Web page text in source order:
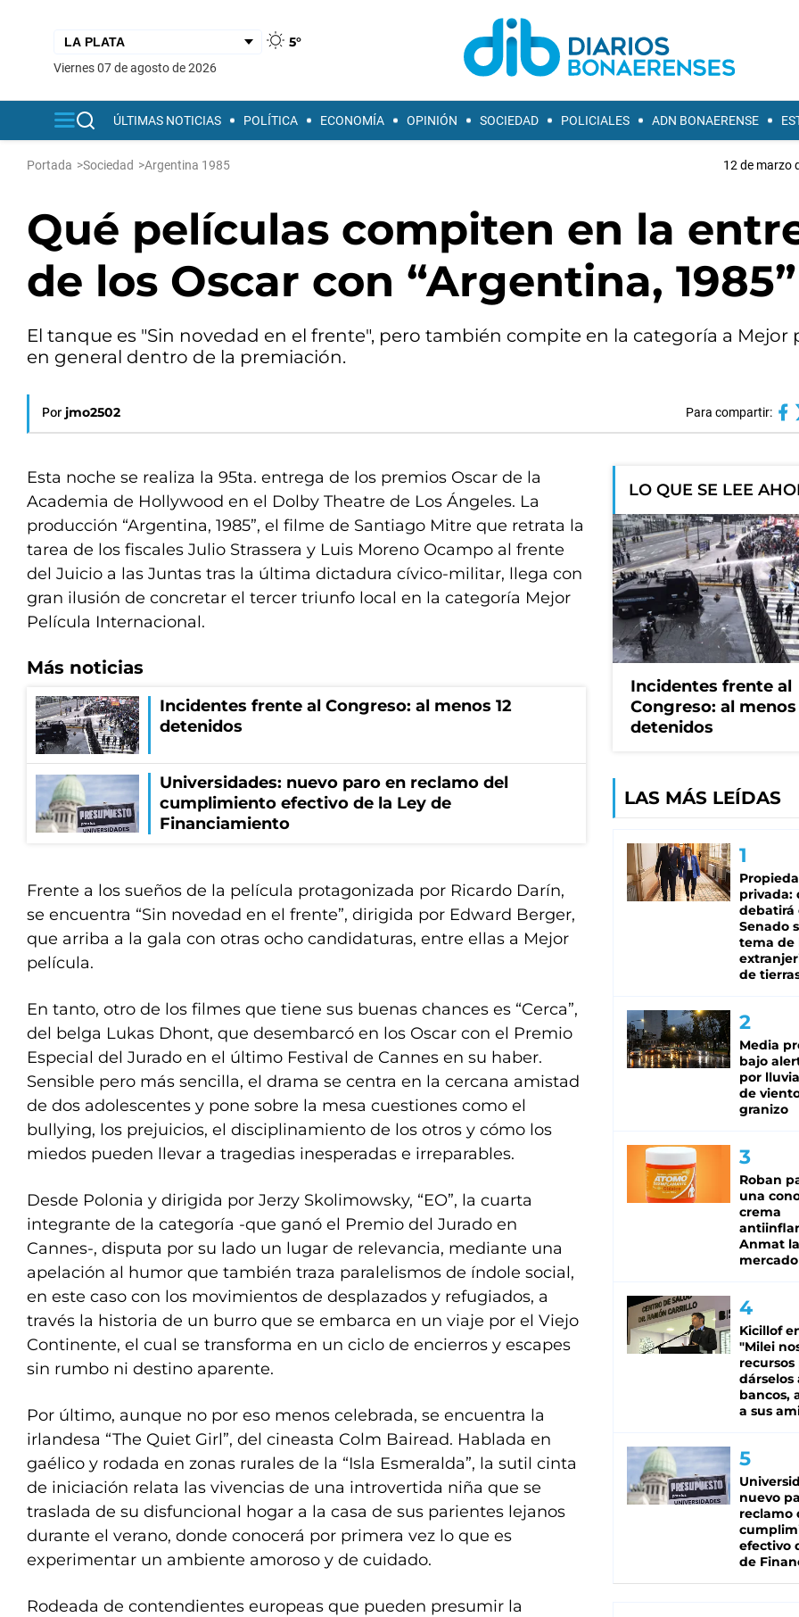
5°
viernes 07 de agosto de 2026
ÚLTIMAS NOTICIAS POLÍTICA ECONOMÍA OPINIÓN SOCIEDAD POLICIALES ADN BONAERENSE
Portada >Sociedad >Argentina 1985 12 de marzo
Qué películas compiten en la
de los Oscar con “Argentina, 1985”
El tanque es "Sin novedad en el frente", pero también compite en la categoría a Mejor
en general dentro de la premiación.
Por jmo2502 Para compartir:
Esta noche se realiza la 95ta. entrega de los premios Oscar de la
Academia de Hollywood en el Dolby Theatre de Los Ángeles. La
producción “Argentina, 1985”, el filme de Santiago Mitre que retrata la
tarea de los fiscales Julio Strassera y Luis Moreno Ocampo al frente
del Juicio a las Juntas tras la última dictadura cívico-militar, llega con
gran ilusión de concretar el tercer triunfo local en la categoría Mejor
Película Internacional.
Más noticias
Incidentes frente al Congreso: al menos 12
detenidos
Universidades: nuevo paro en reclamo del
cumplimiento efectivo de la Ley de
Financiamiento
Frente a los sueños de la película protagonizada por Ricardo Darín,
se encuentra “Sin novedad en el frente”, dirigida por Edward Berger,
que arriba a la gala con otras ocho candidaturas, entre ellas a Mejor
película.
En tanto, otro de los filmes que tiene sus buenas chances es “Cerca”,
del belga Lukas Dhont, que desembarcó en los Oscar con el Premio
Especial del Jurado en el último Festival de Cannes en su haber.
Sensible pero más sencilla, el drama se centra en la cercana amistad
de dos adolescentes y pone sobre la mesa cuestiones como el
bullying, los prejuicios, el disciplinamiento de los otros y cómo los
miedos pueden llevar a tragedias inesperadas e irreparables.
Desde Polonia y dirigida por Jerzy Skolimowsky, “EO”, la cuarta
integrante de la categoría -que ganó el Premio del Jurado en
Cannes-, disputa por su lado un lugar de relevancia, mediante una
apelación al humor que también traza paralelismos de índole social,
en este caso con los movimientos de desplazados y refugiados, a
través la historia de un burro que se embarca en un viaje por el Viejo
Continente, el cual se transforma en un ciclo de encierros y escapes
sin rumbo ni destino aparente.
Por último, aunque no por eso menos celebrada, se encuentra la
irlandesa “The Quiet Girl”, del cineasta Colm Bairead. Hablada en
gaélico y rodada en zonas rurales de la “Isla Esmeralda”, la sutil cinta
de iniciación relata las vivencias de una introvertida niña que se
traslada de su disfuncional hogar a la casa de sus parientes lejanos
durante el verano, donde conocerá por primera vez lo que es
experimentar un ambiente amoroso y de cuidado.
Rodeada de contendientes europeas que pueden presumir la
LO QUE SE LEE
Incidentes frente al
Congreso: al menos
detenidos
LAS MÁS LEÍDAS
privada:
debatirá
Senado
tema de
de
Media
bajo
por
de
granizo
Roban
una
crema
Anmat
mercado
Kicillof
"Milei
recursos
dárselos
bancos,
a sus
nuevo
reclamo
efectivo
de